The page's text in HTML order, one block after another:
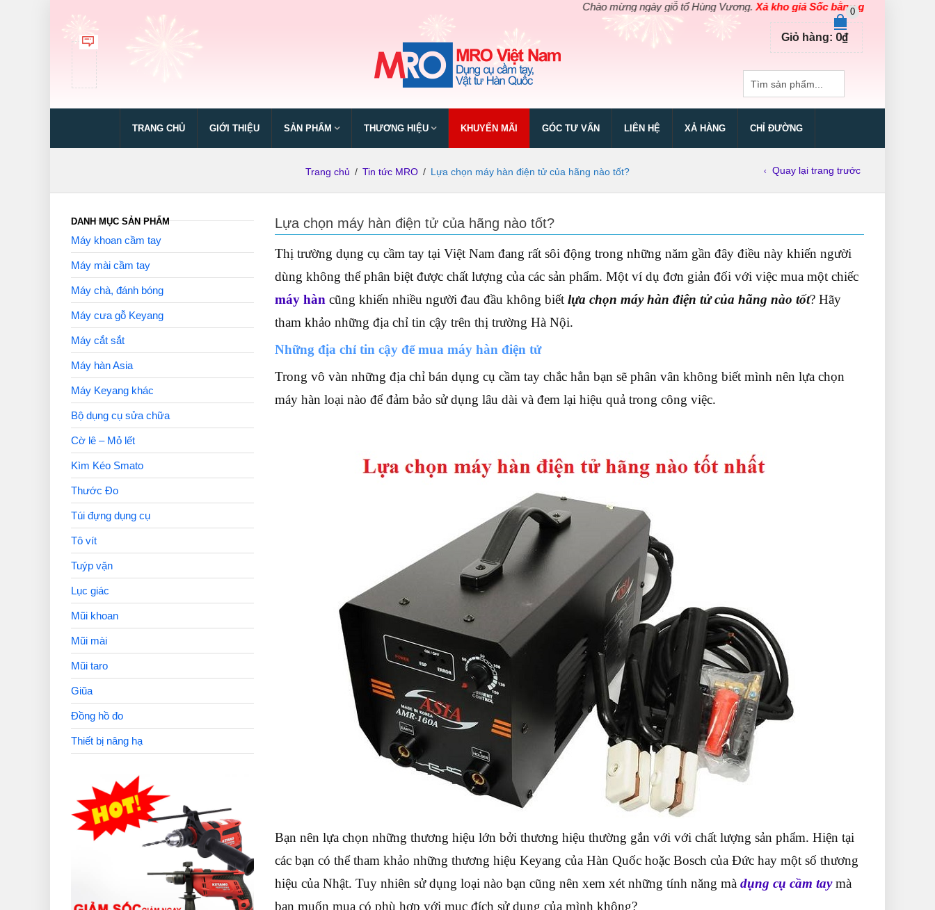
Chào mừng ngày giỗ tổ Hùng Vương.Xả kho giá Sốc bằng giá Gốccho các sản phẩm
0
Giỏ hàng: 0₫
TRANG CHỦ GIỚI THIỆU SẢN PHẨM THƯƠNG HIỆU KHUYẾN MÃI GÓC TƯ VẤN LIÊN HỆ XẢ HÀNG CHỈ ĐƯỜNG
Trang chủ / Tin tức MRO / Lựa chọn máy hàn điện tử của hãng nào tốt? Quay lại trang trước
Lựa chọn máy hàn điện tử của hãng nào tốt?
Thị trường dụng cụ cầm tay tại Việt Nam đang rất sôi động trong những năm gần đây điều này khiến người
dùng không thể phân biệt được chất lượng của các sản phẩm. Một ví dụ đơn giản đối với việc mua một chiếc
máy hàn cũng khiến nhiều người đau đầu không biết lựa chọn máy hàn điện tử của hãng nào tốt? Hãy
tham khảo những địa chỉ tin cậy trên thị trường Hà Nội.
Những địa chỉ tin cậy để mua máy hàn điện tử
Trong vô vàn những địa chỉ bán dụng cụ cầm tay chắc hẳn bạn sẽ phân vân không biết mình nên lựa chọn
máy hàn loại nào để đảm bảo sử dụng lâu dài và đem lại hiệu quả trong công việc.
Bạn nên lựa chọn những thương hiệu lớn bởi thương hiệu thường gắn với với chất lượng sản phẩm. Hiện tại
các bạn có thể tham khảo những thương hiệu Keyang của Hàn Quốc hoặc Bosch của Đức hay một số thương
hiệu của Nhật. Tuy nhiên sử dụng loại nào bạn cũng nên xem xét những tính năng mà dụng cụ cầm taymà
bạn muốn mua có phù hợp với mục đích sử dụng của mình không?
DANH MỤC SẢN PHẨM
Máy khoan cầm tay
Máy mài cầm tay
Máy chà, đánh bóng
Máy cưa gỗ Keyang
Máy cắt sắt
Máy hàn Asia
Máy Keyang khác
Bộ dụng cụ sửa chữa
Cờ lê – Mỏ lết
Kìm Kéo Smato
Thước Đo
Túi đựng dụng cụ
Tô vít
Tuýp vặn
Lục giác
Mũi khoan
Mũi mài
Mũi taro
Giũa
Đồng hồ đo
Thiết bị nâng hạ